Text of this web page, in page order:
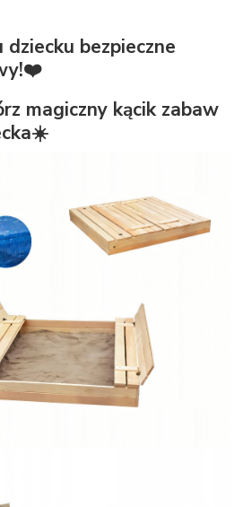
bezpieczne
magiczny kącik zabaw